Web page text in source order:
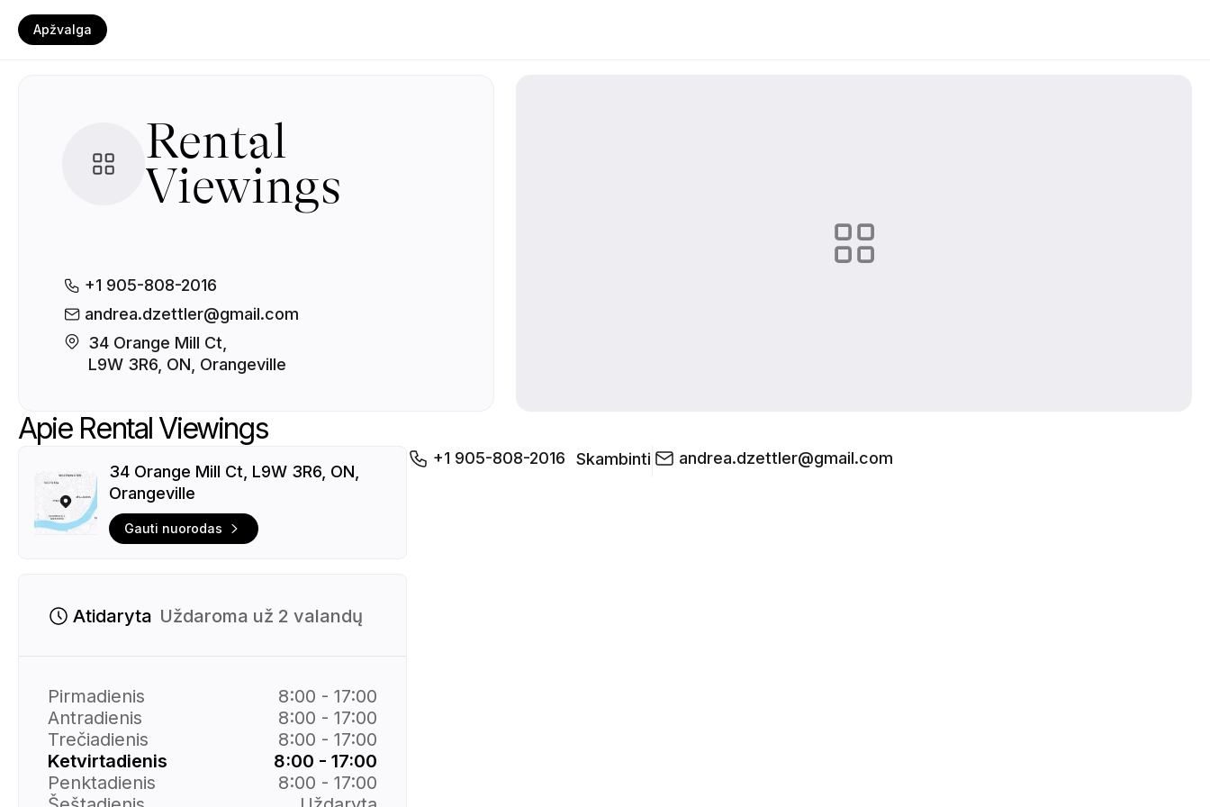
Apžvalga
Rental
Viewings
+1 905-808-2016
andrea.dzettler@gmail.com
34 Orange Mill Ct,
L9W 3R6, ON, Orangeville
Apie Rental Viewings
34 Orange Mill Ct, L9W 3R6, ON,
Orangeville
Gauti nuorodas
Atidaryta Uždaroma už 2 valandų
Pirmadienis
8:00 - 17:00
Antradienis
8:00 - 17:00
Trečiadienis
8:00 - 17:00
Ketvirtadienis
8:00 - 17:00
Penktadienis
8:00 - 17:00
+1 905-808-2016 Skambinti andrea.dzettler@gmail.com